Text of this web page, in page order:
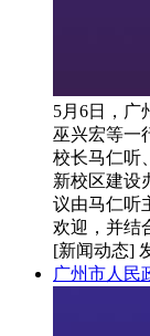
5月6日，广
巫兴宏等一
校长马仁听
新校区建设
议由马仁听
欢迎，并结
[新闻动态]
广州市人民